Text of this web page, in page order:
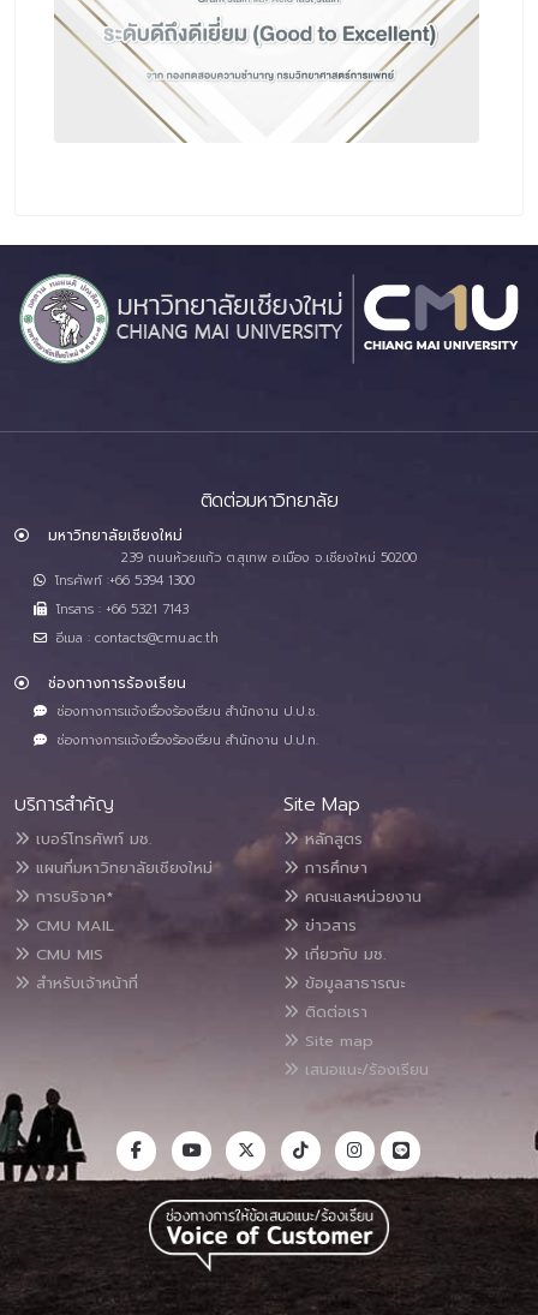
ติดต่อมหาวิทยาลัย
มหาวิทยาลัยเชียงใหม่
239 ถนนห้วยแก้ว ต.สุเทพ อ.เมือง จ.เชียงใหม่ 50200
โทรศัพท์ :+66 5394 1300
โทรสาร : +66 5321 7143
อีเมล : contacts@cmu.ac.th
ช่องทางการร้องเรียน
ช่องทางการแจ้งเรื่องร้องเรียน สำนักงาน ป.ป.ช.
ช่องทางการแจ้งเรื่องร้องเรียน สำนักงาน ป.ป.ท.
บริการสำคัญ
เบอร์โทรศัพท์ มช.
แผนที่มหาวิทยาลัยเชียงใหม่
การบริจาค*
CMU MAIL
CMU MIS
สำหรับเจ้าหน้าที่
Site Map
หลักสูตร
การศึกษา
คณะและหน่วยงาน
ข่าวสาร
เกี่ยวกับ มช.
ข้อมูลสาธารณะ
ติดต่อเรา
Site map
เสนอแนะ/ร้องเรียน